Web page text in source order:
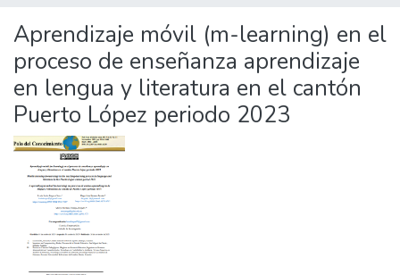
All of DSpace
Statistics
Aprendizaje móvil (m-learning) en el
proceso de enseñanza aprendizaje
en lengua y literatura en el cantón
Puerto López periodo 2023